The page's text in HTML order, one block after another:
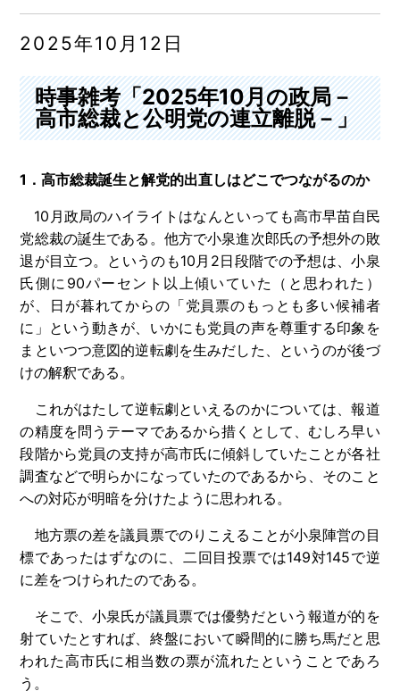
2025年10月12日
時事雑考「2025年10月の政局－
高市総裁と公明党の連立離脱－」
1．高市総裁誕生と解党的出直しはどこでつながるのか
10月政局のハイライトはなんといっても高市早苗自民
党総裁の誕生である。他方で小泉進次郎氏の予想外の敗
退が目立つ。というのも10月2日段階での予想は、小泉
氏側に90パーセント以上傾いていた（と思われた）
が、日が暮れてからの「党員票のもっとも多い候補者
に」という動きが、いかにも党員の声を尊重する印象を
まといつつ意図的逆転劇を生みだした、というのが後づ
けの解釈である。
これがはたして逆転劇といえるのかについては、報道
の精度を問うテーマであるから措くとして、むしろ早い
段階から党員の支持が高市氏に傾斜していたことが各社
調査などで明らかになっていたのであるから、そのこと
への対応が明暗を分けたように思われる。
地方票の差を議員票でのりこえることが小泉陣営の目
標であったはずなのに、二回目投票では149対145で逆
に差をつけられたのである。
そこで、小泉氏が議員票では優勢だという報道が的を
射ていたとすれば、終盤において瞬間的に勝ち馬だと思
われた高市氏に相当数の票が流れたということであろ
う。